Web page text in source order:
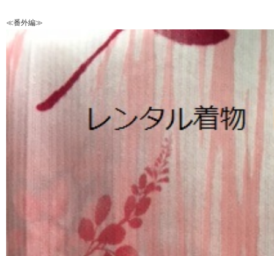
≪番外編≫